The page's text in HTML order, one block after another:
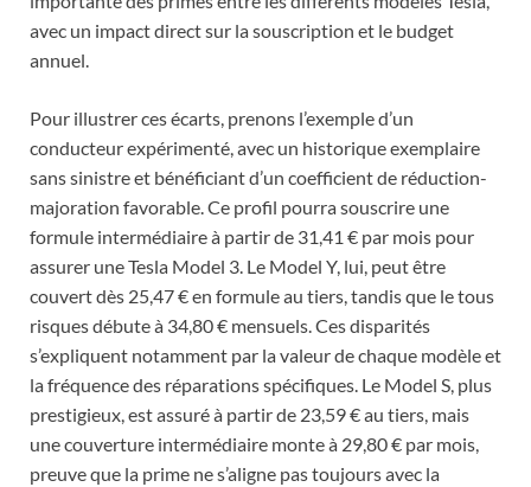
avec un impact direct sur la souscription et le budget
annuel.
Pour illustrer ces écarts, prenons l’exemple d’un
conducteur expérimenté, avec un historique exemplaire
sans sinistre et bénéficiant d’un coefficient de réduction-
majoration favorable. Ce profil pourra souscrire une
formule intermédiaire à partir de 31,41 € par mois pour
assurer une Tesla Model 3. Le Model Y, lui, peut être
couvert dès 25,47 € en formule au tiers, tandis que le tous
risques débute à 34,80 € mensuels. Ces disparités
s’expliquent notamment par la valeur de chaque modèle et
la fréquence des réparations spécifiques. Le Model S, plus
prestigieux, est assuré à partir de 23,59 € au tiers, mais
une couverture intermédiaire monte à 29,80 € par mois,
preuve que la prime ne s’aligne pas toujours avec la